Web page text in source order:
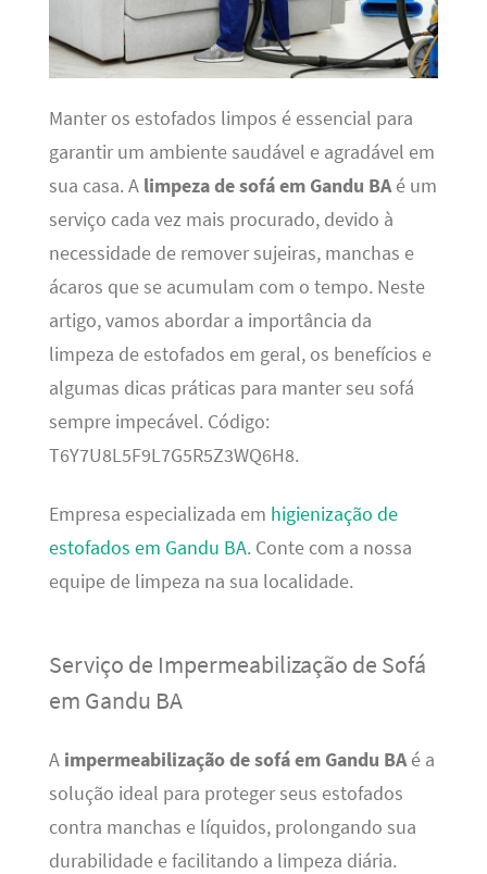
Manter os estofados limpos é essencial para
garantir um ambiente saudável e agradável em
sua casa. A limpeza de sofá em Gandu BAé um
serviço cada vez mais procurado, devido à
necessidade de remover sujeiras, manchas e
ácaros que se acumulam com o tempo. Neste
artigo, vamos abordar a importância da
limpeza de estofados em geral, os benefícios e
algumas dicas práticas para manter seu sofá
sempre impecável. Código:
T6Y7U8L5F9L7G5R5Z3WQ6H8.
Empresa especializada em higienização de
estofados em Gandu BA. Conte com a nossa
equipe de limpeza na sua localidade.
Serviço de Impermeabilização de Sofá
em Gandu BA
A impermeabilização de sofá em Gandu BAé a
solução ideal para proteger seus estofados
contra manchas e líquidos, prolongando sua
durabilidade e facilitando a limpeza diária.